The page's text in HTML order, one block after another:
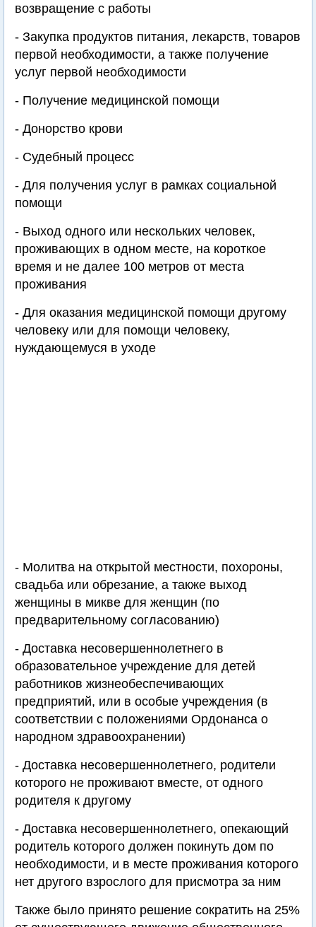
возвращение с работы
- Закупка продуктов питания, лекарств, товаров
первой необходимости, а также получение
услуг первой необходимости
- Получение медицинской помощи
- Донорство крови
- Судебный процесс
- Для получения услуг в рамках социальной
помощи
- Выход одного или нескольких человек,
проживающих в одном месте, на короткое
время и не далее 100 метров от места
проживания
- Для оказания медицинской помощи другому
человеку или для помощи человеку,
нуждающемуся в уходе
- Молитва на открытой местности, похороны,
свадьба или обрезание, а также выход
женщины в микве для женщин (по
предварительному согласованию)
- Доставка несовершеннолетнего в
образовательное учреждение для детей
работников жизнеобеспечивающих
предприятий, или в особые учреждения (в
соответствии с положениями Ордонанса о
народном здравоохранении)
- Доставка несовершеннолетнего, родители
которого не проживают вместе, от одного
родителя к другому
- Доставка несовершеннолетнего, опекающий
родитель которого должен покинуть дом по
необходимости, и в месте проживания которого
нет другого взрослого для присмотра за ним
Также было принято решение сократить на 25%